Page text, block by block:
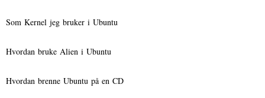
Som Kernel jeg bruker i Ubuntu
Hvordan bruke Alien i Ubuntu
Hvordan brenne Ubuntu på en CD